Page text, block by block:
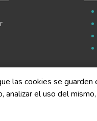
las cookies se guarden
el uso del